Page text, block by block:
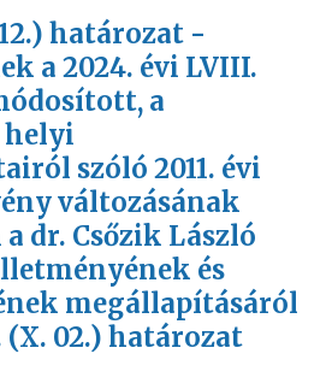
határozat -
a 2024. évi LVIII.
a
helyi
szóló 2011. évi
változásának
dr. Csőzik László
és
megállapításáról
(X. 02.) határozat